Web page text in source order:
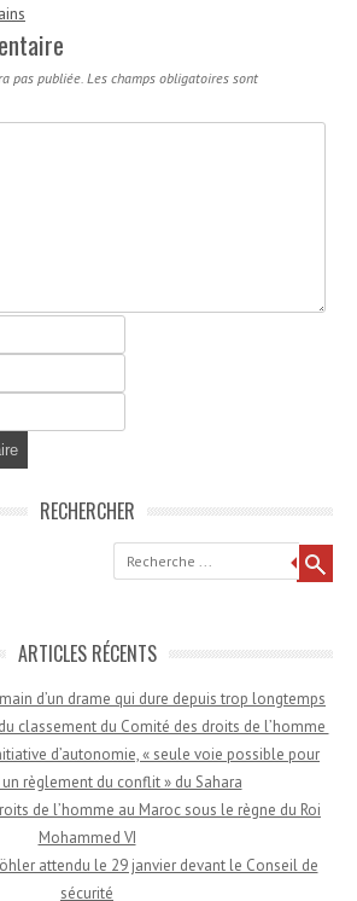
pas publiée. Les champs obligatoires sont
RECHERCHER
Recherche
ARTICLES RÉCENTS
d’un drame qui dure depuis trop longtemps
classement du Comité des droits de l’homme
d’autonomie, « seule voie possible pour
règlement du conflit » du Sahara
de l’homme au Maroc sous le règne du Roi
Mohammed VI
attendu le 29 janvier devant le Conseil de
sécurité